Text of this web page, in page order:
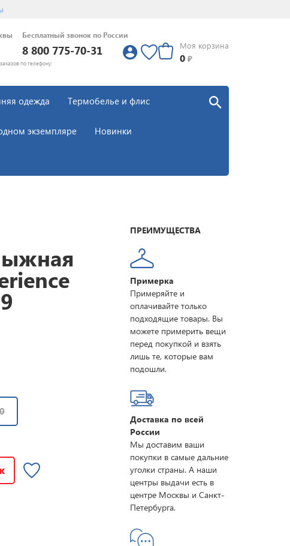
Бесплатный звонок по России
8 800 775-70-31
по телефону:
Моя корзина
0 ₽
одежда Термобелье и флис
экземпляре Новинки
ПРЕИМУЩЕСТВА
Примерка
Примеряйте и
оплачивайте только
подходящие товары. Вы
можете примерить вещи
перед покупкой и взять
лишь те, которые вам
подошли.
Доставка по всей
России
Мы доставим ваши
покупки в самые дальние
уголки страны. А наши
центры выдачи есть в
центре Москвы и Санкт-
Петербурга.